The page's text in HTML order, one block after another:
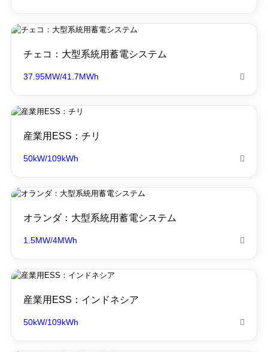
チェコ：大型系統用蓄電システム
37.95MW/41.7MWh 
産業用ESS：チリ
50kW/109kWh 
オランダ：大型系統用蓄電システム
1.5MW/4MWh 
産業用ESS：インドネシア
50kW/109kWh 